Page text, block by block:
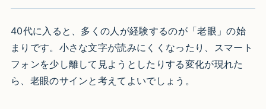
40代に入ると、多くの人が経験するのが「老眼」の始
まりです。小さな文字が読みにくくなったり、スマート
フォンを少し離して見ようとしたりする変化が現れた
ら、老眼のサインと考えてよいでしょう。